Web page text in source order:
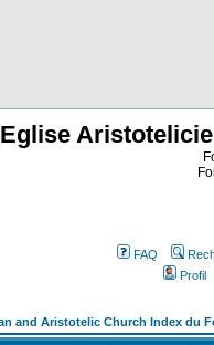
FAQ
Profil
and Aristotelic Church Index du